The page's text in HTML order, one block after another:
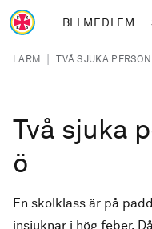
Hoppa till huvudinnehåll
BLI MEDLEM
Länkstig
LARM | TVÅ SJUKA
Två sjuka
ö
En skolklass är på
insjuknar i hög feber.